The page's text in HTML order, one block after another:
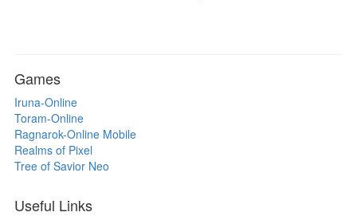
Games
Iruna-Online
Toram-Online
Ragnarok-Online Mobile
Realms of Pixel
Tree of Savior Neo
Useful Links